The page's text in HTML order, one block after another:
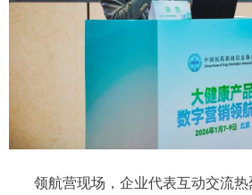
领航营现场，企业代表互动交流